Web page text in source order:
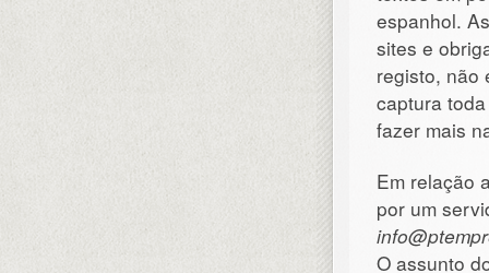
espanhol.
sites e
registo, não
captura
fazer mais
Em relação
por um
O assunto